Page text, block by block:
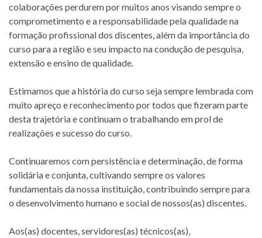
colaborações perdurem por muitos anos visando sempre o
comprometimento e a responsabilidade pela qualidade na
formação profissional dos discentes, além da importância do
curso para a região e seu impacto na condução de pesquisa,
extensão e ensino de qualidade.
Estimamos que a história do curso seja sempre lembrada com
muito apreço e reconhecimento por todos que fizeram parte
desta trajetória e continuam o trabalhando em prol de
realizações e sucesso do curso.
Continuaremos com persistência e determinação, de forma
solidária e conjunta, cultivando sempre os valores
fundamentais da nossa instituição, contribuindo sempre para
o desenvolvimento humano e social de nossos(as) discentes.
Aos(as) docentes, servidores(as) técnicos(as),